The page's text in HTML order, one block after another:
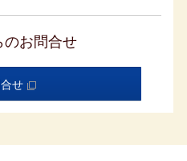
れておりません。
取消料を、客室をお一人様でご
規定の差額代金を追加で申し受
の申し出により旅行の契約内容
引種別／対象者等を含みます）
約を一旦解除した上で新たに
きます。このとき、新契約の代
のお問合せ
せ